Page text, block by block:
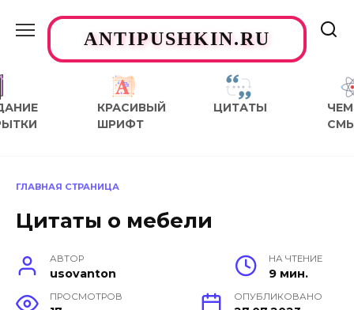
содержаниюANTIPUSHKIN.RU
КРАСИВЫЙ
ШРИФТ
ЦИТАТЫ
ЧЕМ
ГЛАВНАЯ СТРАНИЦА
Цитаты о мебели
АВТОР
usovanton
НА ЧТЕНИЕ
9 мин.
ПРОСМОТРОВ ОПУБЛИКОВАНО